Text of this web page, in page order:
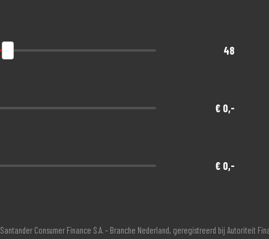
Risk verzekeringen (ook als je niet je motor
48
€ 0,-
€ 0,-
Consumer Finance S.A. – Branche Nederland, geregistreerd bij Autoriteit